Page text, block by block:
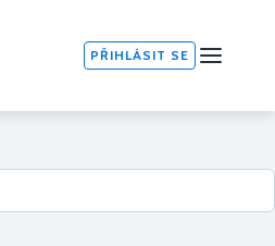
PŘIHLÁSIT SE